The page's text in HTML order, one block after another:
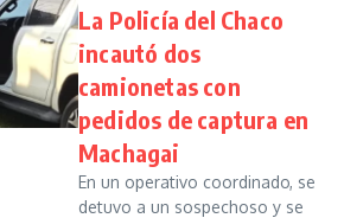
La Policía del Chaco
incautó dos
camionetas con
pedidos de captura en
Machagai
En un operativo coordinado, se
detuvo a un sospechoso y se